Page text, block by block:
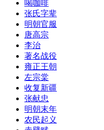
喝咖啡
张氏字辈
明朝官服
唐高宗
李治
著名战役
雍正王朝
左宗棠
收复新疆
张献忠
明朝末年
农民起义